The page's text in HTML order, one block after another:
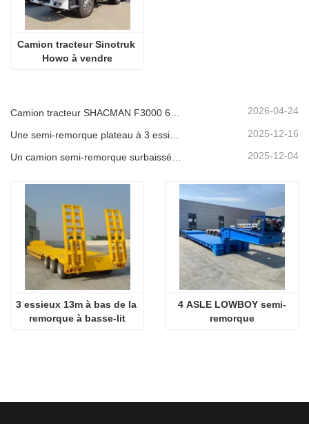
Camion tracteur Sinotruk
Howo à vendre
2026-04-24
2025-12-16
Un camion semi-remorque surbaissée à 3 essieux sera expédié au Cameroun. 2025-12-04
3 essieux 13m à bas de la
remorque à basse-lit
4 ASLE LOWBOY semi-
remorque